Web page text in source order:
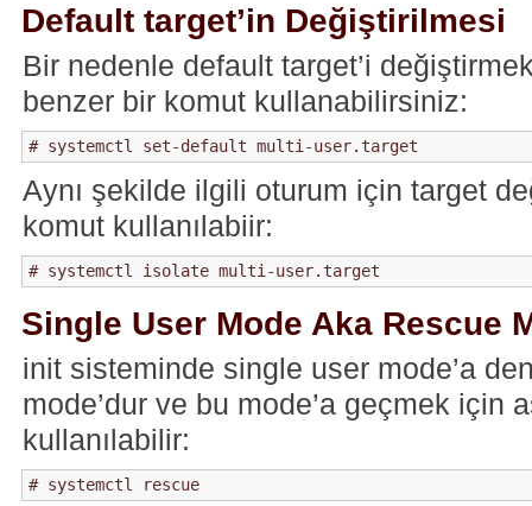
Default target’in Değiştirilmesi
Bir nedenle default target’i
benzer bir komut kullanabilirsiniz:
Aynı şekilde ilgili oturum için target
komut kullanılabiir:
Single User Mode Aka Rescue
init sisteminde single user mode’a
mode’dur ve bu mode’a geçmek için
kullanılabilir: